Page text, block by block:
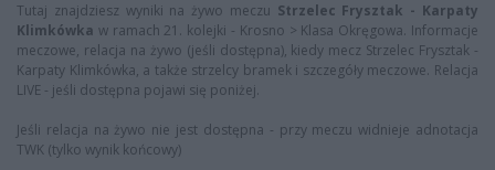
Tutaj znajdziesz wyniki na żywo meczu Strzelec Frysztak - Karpaty
Klimkówka w ramach 21. kolejki - Krosno > Klasa Okręgowa. Informacje
meczowe, relacja na żywo (jeśli dostępna), kiedy mecz Strzelec Frysztak -
Karpaty Klimkówka, a także strzelcy bramek i szczegóły meczowe. Relacja
LIVE - jeśli dostępna pojawi się poniżej.
Jeśli relacja na żywo nie jest dostępna - przy meczu widnieje adnotacja
TWK (tylko wynik końcowy)